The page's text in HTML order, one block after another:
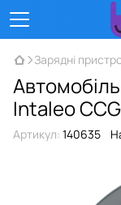
Зарядні
Intaleo
Артикул: 140635